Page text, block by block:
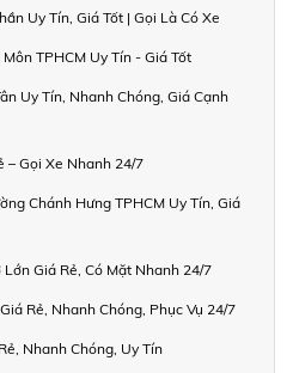
Uy Tín, Giá Tốt | Gọi Là Có Xe
TPHCM Uy Tín - Giá Tốt
Uy Tín, Nhanh Chóng, Giá Cạnh
– Gọi Xe Nhanh 24/7
Chánh Hưng TPHCM Uy Tín, Giá
Giá Rẻ, Có Mặt Nhanh 24/7
Rẻ, Nhanh Chóng, Phục Vụ 24/7
Nhanh Chóng, Uy Tín